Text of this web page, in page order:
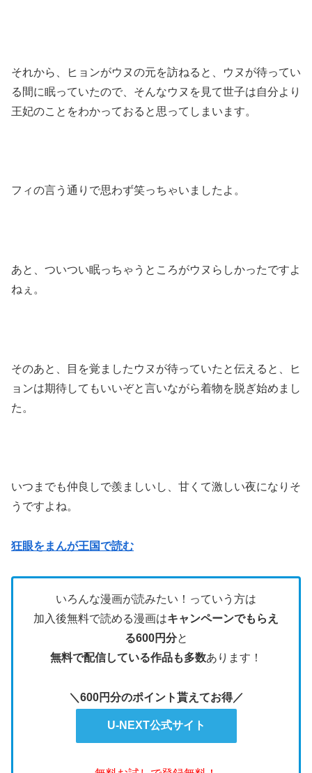
それから、ヒョンがウヌの元を訪ねると、ウヌが待ってい
る間に眠っていたので、そんなウヌを見て世子は自分より
王妃のことをわかっておると思ってしまいます。
フィの言う通りで思わず笑っちゃいましたよ。
あと、ついつい眠っちゃうところがウヌらしかったですよ
ねぇ。
そのあと、目を覚ましたウヌが待っていたと伝えると、ヒ
ョンは期待してもいいぞと言いながら着物を脱ぎ始めまし
た。
いつまでも仲良しで羨ましいし、甘くて激しい夜になりそ
うですよね。
狂眼をまんが王国で読む
いろんな漫画が読みたい！っていう方は
加入後無料で読める漫画はキャンペーンでもらえ
る600円分と
無料で配信している作品も多数あります！
＼600円分のポイント貰えてお得／
U-NEXT公式サイト